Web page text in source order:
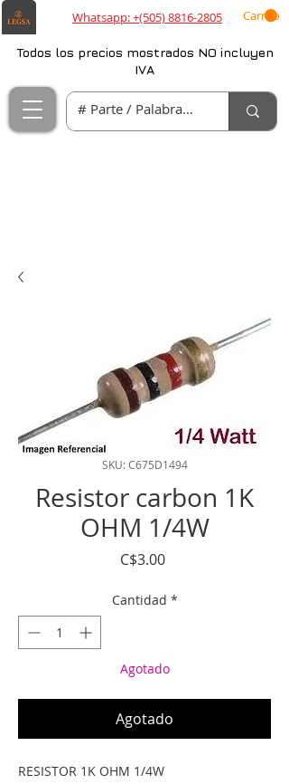
Whatsapp: +(505) 8816-2805 Carrito
Todos los precios mostrados NO incluyen
IVA
SKU: C675D1494
Resistor carbon 1K
OHM 1/4W
C$3.00Precio
Cantidad *
Agotado
Agotado
RESISTOR 1K OHM 1/4W